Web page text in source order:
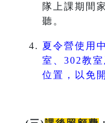
隊上課期間
聽。
夏令營使用
室、302教
位置，以免